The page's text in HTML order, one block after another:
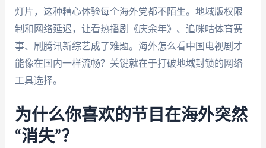
灯片，这种糟心体验每个海外党都不陌生。地域版权限
制和网络延迟，让看热播剧《庆余年》、追咪咕体育赛
事、刷腾讯新综艺成了难题。海外怎么看中国电视剧才
能像在国内一样流畅？关键就在于打破地域封锁的网络
工具选择。
为什么你喜欢的节目在海外突然
“消失”？